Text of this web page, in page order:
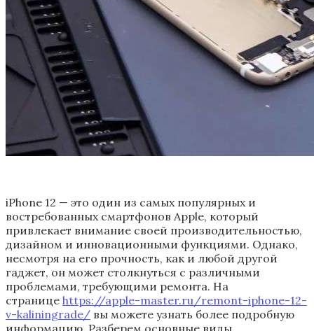
iPhone 12 — это один из самых популярных и
востребованных смартфонов Apple, который
привлекает внимание своей производительностью,
дизайном и инновационными функциями. Однако,
несмотря на его прочность, как и любой другой
гаджет, он может столкнуться с различными
проблемами, требующими ремонта. На
странице https://apple-master.ru/remont-iphone-12-
v-kaliningrade/ вы можете узнать более подробную
информацию. Разберем основные виды